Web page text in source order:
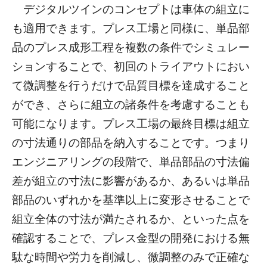
デジタルツインのコンセプトは車体の組立に
も適用できます。プレス工場と同様に、単品部
品のプレス成形工程を複数の条件でシミュレー
ションすることで、初回のトライアウトにおい
て微調整を行うだけで品質目標を達成すること
ができ、さらに組立の諸条件を考慮することも
可能になります。プレス工場の最終目標は組立
の寸法通りの部品を納入することです。つまり
エンジニアリングの段階で、単品部品の寸法偏
差が組立の寸法に影響があるか、あるいは単品
部品のいずれかを基準以上に変形させることで
組立全体の寸法が満たされるか、といった点を
確認することで、プレス金型の開発における無
駄な時間や労力を削減し、微調整のみで正確な